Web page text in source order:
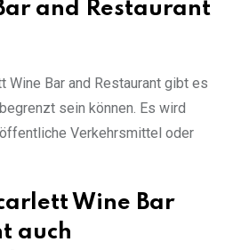
and Restaurant
Wine Bar and Restaurant gibt es
sein können. Es wird
Verkehrsmittel oder
Wine Bar
auch